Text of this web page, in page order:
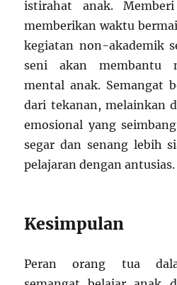
istirahat anak.
memberikan waktu
kegiatan non-akademik
seni akan membantu
mental anak. Semangat
dari tekanan, melainkan
emosional yang
segar dan senang lebih
pelajaran dengan antusias.
Kesimpulan
Peran orang tua